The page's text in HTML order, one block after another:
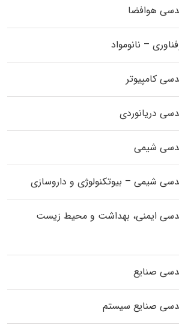
هوافضا
– نانومواد
کامپیوتر
دریانوردی
شیمی
شیمی – بیوتکنولوژی و داروسازی
ایمنی، بهداشت و محیط زیست
صنایع
صنایع سیستم